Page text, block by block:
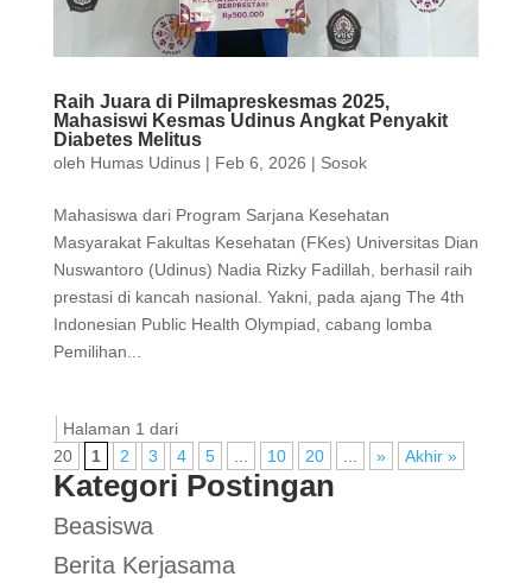
Raih Juara di Pilmapreskesmas 2025,
Mahasiswi Kesmas Udinus Angkat Penyakit
Diabetes Melitus
oleh Humas Udinus| Feb 6, 2026 | Sosok
Mahasiswa dari Program Sarjana Kesehatan
Masyarakat Fakultas Kesehatan (FKes) Universitas Dian
Nuswantoro (Udinus) Nadia Rizky Fadillah, berhasil raih
prestasi di kancah nasional. Yakni, pada ajang The 4th
Indonesian Public Health Olympiad, cabang lomba
Pemilihan...
Halaman 1 dari
20
1 2 3 4 5 10 20 » Akhir »
Kategori Postingan
Beasiswa
Berita Kerjasama